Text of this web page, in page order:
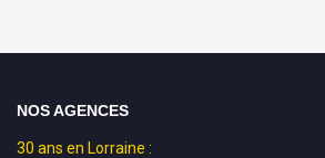
NOS AGENCES
30 ans en Lorraine :